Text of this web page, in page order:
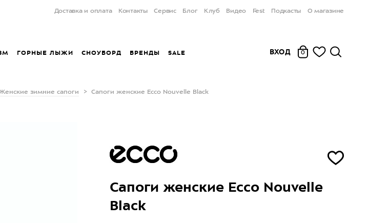
Доставка и оплата Контакты Сервис Блог Клуб Видео Fest Подкасты О магазине
ГОРНЫЕ ЛЫЖИ СНОУБОРД БРЕНДЫ SALE ВХОД 0
зимние сапоги Сапоги женские Ecco Nouvelle Black
Сапоги женские Ecco Nouvelle
Black